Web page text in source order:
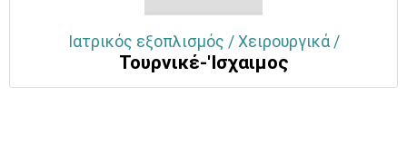
Ιατρικός εξοπλισμός / Χειρουργικά /
Τουρνικέ-'Ισχαιμος